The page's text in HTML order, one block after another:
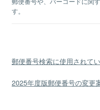
す。
郵便番号検索に使用されて
2025年度版郵便番号の変更